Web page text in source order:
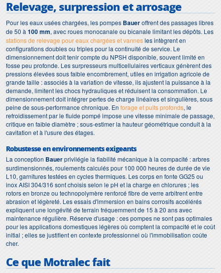
Relevage, surpression et arrosage
Pour les eaux usées chargées, les pompes Baueroffrent des passages libres
de 50 à 100 mm, avec roues monocanale ou bicanale limitant les dépôts. Les
stations de relevage pour eaux chargées et vannesles intègrent en
configurations doubles ou triples pour la continuité de service. Le
dimensionnement doit tenir compte du NPSH disponible, souvent limité en
fosse peu profonde. Les surpresseurs multicellulaires verticaux génèrent des
pressions élevées sous faible encombrement, utiles en irrigation agricole de
grande taille : associés à la variation de vitesse, ils ajustent la puissance à la
demande, limitent les chocs hydrauliques et réduisent la consommation. Le
dimensionnement doit intégrer pertes de charge linéaires et singulières, sous
peine de sous-performance chronique. En forage et puits profonds, le
refroidissement par le fluide pompé impose une vitesse minimale de passage,
critique en faible diamètre ; sous-estimer la hauteur géométrique conduit à la
cavitation et à l'usure des étages.
Robustesse en environnements exigeants
La conception Bauerprivilégie la fiabilité mécanique à la compacité : arbres
surdimensionnés, roulements calculés pour 100 000 heures de durée de vie
L10, garnitures testées en cycles thermiques. Les corps en fonte GG25 ou
inox AISI 304/316 sont choisis selon le pH et la charge en chlorures ; les
rotors en bronze ou technopolymère renforcé fibre de verre arbitrent entre
abrasion et légèreté. Les essais d'immersion en bains corrosifs accélérés
expliquent une longévité de terrain fréquemment de 15 à 20 ans avec
maintenance régulière. Réserve d'usage : ces pompes ne sont pas optimales
pour les applications domestiques légères où comptent la compacité et le coût
initial ; elles se justifient en contexte professionnel où l'immobilisation coûte
cher.
Ce que Motralec fait